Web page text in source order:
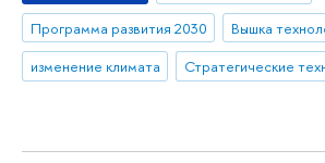
Программа развития 2030
Вышка
изменение климата